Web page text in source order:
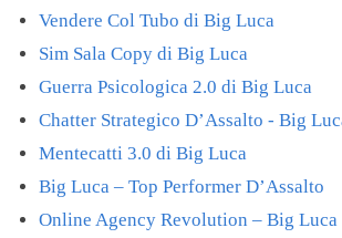
Vendere Col Tubo di Big Luca
Sim Sala Copy di Big Luca
Guerra Psicologica 2.0 di Big Luca
Chatter Strategico D’Assalto - Big
Mentecatti 3.0 di Big Luca
Big Luca – Top Performer D’Assalto
Online Agency Revolution – Big Luca